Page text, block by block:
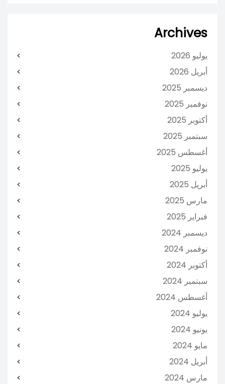
Archives
يوليو 2026
أبريل 2026
ديسمبر 2025
نوفمبر 2025
أكتوبر 2025
سبتمبر 2025
أغسطس 2025
يوليو 2025
أبريل 2025
مارس 2025
فبراير 2025
ديسمبر 2024
نوفمبر 2024
أكتوبر 2024
سبتمبر 2024
أغسطس 2024
يوليو 2024
يونيو 2024
مايو 2024
أبريل 2024
مارس 2024